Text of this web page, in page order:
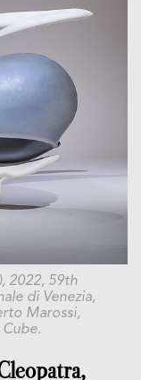
2022, 59th
di Venezia,
Marossi,